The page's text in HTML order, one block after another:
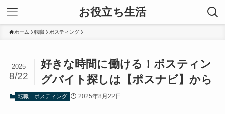
お役立ち生活
ホーム 転職 ポスティング
好きな時間に働ける！ポスティン
グバイト探しは【ポスナビ】から
2025
8/22
転職 ポスティング 2025年8月22日